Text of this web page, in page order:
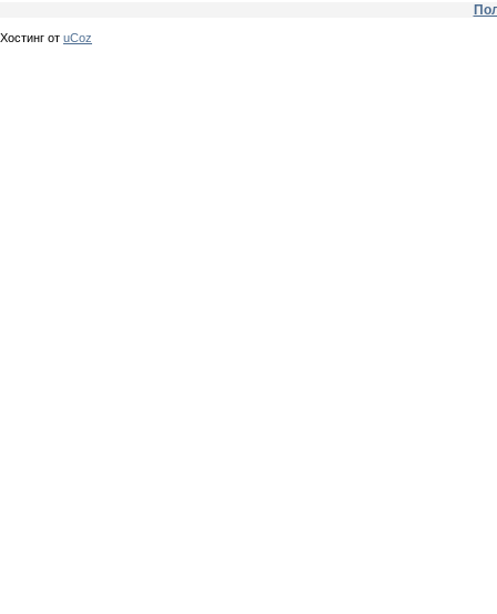
Хостинг от uCoz